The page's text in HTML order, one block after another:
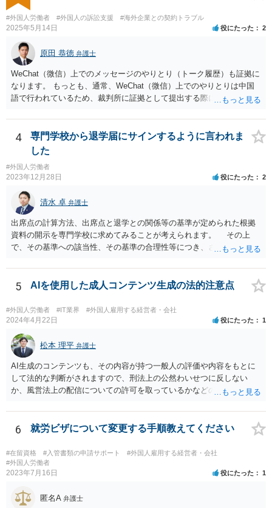
#外国人労働者 #外国人の訴訟支援 #海外企業との契約トラブル
2025年5月14日 役にたった 2
原田 恭徳 弁護士
WeChat（微信）上でのメッセージのやりとり（トーク履歴）も証拠に
なります。 もっとも、通常、WeChat（微信）上でのやりとりは中国
語で行われているため、裁判所に証拠として提出する際には日本語の
4
専門学校から退学届にサインするように言われま
した
#外国人労働者
2023年12月28日 役にたった 2
清水 卓 弁護士
出席点の計算方法、出席点と退学との関係等の基準が定められた根拠
資料の開示を専門学校に求めてみることが考えられます。 その上
で、その基準への該当性、その基準の合理性等につき、さらなる精査
引に退学処分にした場合には、裁判等で退学処分の有効性を争うこと
が考えられます。
5 AIを使用した成人コンテンツ生成の法的注意点
#外国人労働者 #IT業界 #外国人雇用する経営者・会社
2024年4月22日 役にたった 1
松本 理平 弁護士
AI生成のコンテンツも、その内容が持つ一般人の評価や内容をもとに
して法的な判断がされますので、刑法上の公然わいせつに反しない
か、風営法上の配信についての許可を取っているかなどの検討が必要
うかの問題も生じます。
6 就労ビザについて変更する手順教えてください
#在留資格 #入管書類の申請サポート
#外国人雇用する経営者・会社
#外国人労働者
2023年7月16日 役にたった 1
匿名A 弁護士